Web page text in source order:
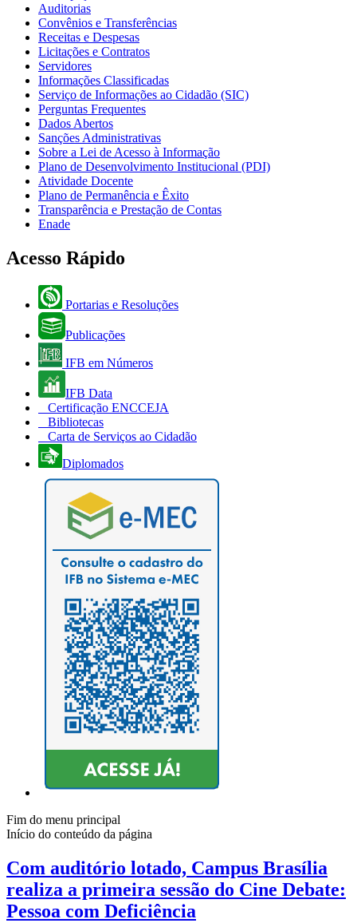
Auditorias
Convênios e Transferências
Receitas e Despesas
Licitações e Contratos
Servidores
Informações Classificadas
Serviço de Informações ao Cidadão (SIC)
Perguntas Frequentes
Dados Abertos
Sanções Administrativas
Sobre a Lei de Acesso à Informação
Plano de Desenvolvimento Institucional (PDI)
Atividade Docente
Plano de Permanência e Êxito
Transparência e Prestação de Contas
Enade
Acesso Rápido
Portarias e Resoluções
Publicações
IFB em Números
IFB Data
Certificação ENCCEJA
Bibliotecas
Carta de Serviços ao Cidadão
Diplomados
Fim do menu principal
Início do conteúdo da página
Com auditório lotado, Campus Brasília
realiza a primeira sessão do Cine Debate:
Pessoa com Deficiência